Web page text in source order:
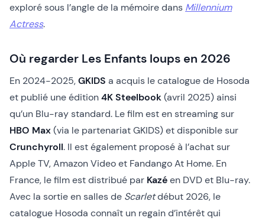
exploré sous l’angle de la mémoire dans Millennium
Actress.
Où regarder Les Enfants loups en 2026
En 2024-2025,GKIDS a acquis le catalogue de Hosoda
et publié une édition4K Steelbook(avril 2025) ainsi
qu’un Blu-ray standard. Le film est en streaming sur
HBO Max(via le partenariat GKIDS) et disponible sur
Crunchyroll. Il est également proposé à l’achat sur
Apple TV, Amazon Video et Fandango At Home. En
France, le film est distribué par Kazéen DVD et Blu-ray.
Avec la sortie en salles de Scarletdébut 2026, le
catalogue Hosoda connaît un regain d’intérêt qui